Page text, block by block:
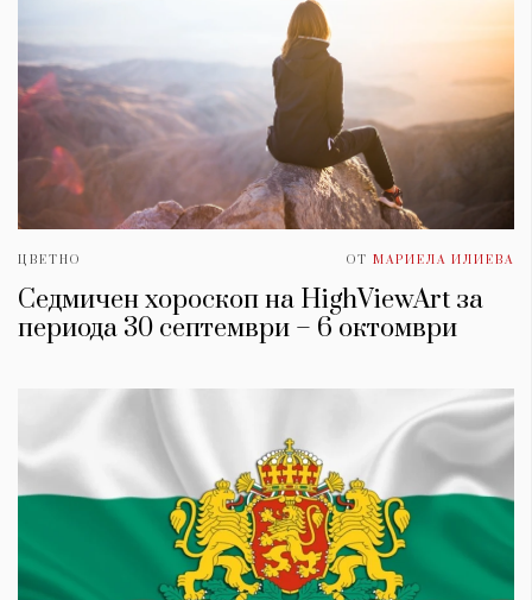
ЦВЕТНО ОТ МАРИЕЛА ИЛИЕВА
Седмичен хороскоп на HighViewArt за
периода 30 септември – 6 октомври